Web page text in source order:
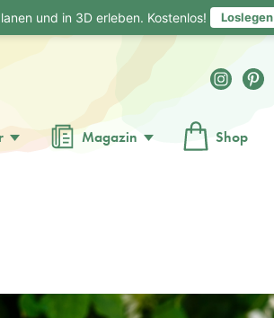
Magazin Shop
und in 3D erleben. Kostenlos! Loslegen